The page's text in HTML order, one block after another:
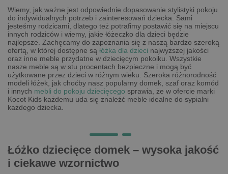
Wiemy, jak ważne jest odpowiednie dopasowanie stylistyki pokoju
do indywidualnych potrzeb i zainteresowań dziecka. Sami
jesteśmy rodzicami, dlatego też potrafimy postawić się na miejscu
innych rodziców i wiemy, jakie łóżeczko dla dzieci będzie
najlepsze. Zachęcamy do zapoznania się z naszą bardzo szeroką
ofertą, w której dostępne są łóżka dla dzieci najwyższej jakości
oraz inne meble przydatne w dziecięcym pokoiku. Wszystkie
nasze meble są w stu procentach bezpieczne i mogą być
użytkowane przez dzieci w różnym wieku. Szeroka różnorodność
modeli łóżek, jak choćby nasz popularny domek, szaf oraz komód
i innych mebli do pokoju dziecięcego sprawia, że w ofercie marki
Kocot Kids każdemu uda się znaleźć meble idealne do sypialni
każdego dziecka.
Łóżko dziecięce domek – wysoka jakość
i ciekawe wzornictwo